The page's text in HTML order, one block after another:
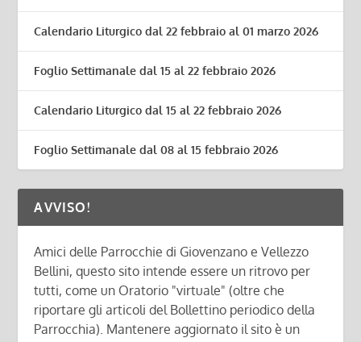
Calendario Liturgico dal 22 febbraio al 01 marzo 2026
Foglio Settimanale dal 15 al 22 febbraio 2026
Calendario Liturgico dal 15 al 22 febbraio 2026
Foglio Settimanale dal 08 al 15 febbraio 2026
AVVISO!
Amici delle Parrocchie di Giovenzano e Vellezzo
Bellini, questo sito intende essere un ritrovo per
tutti, come un Oratorio "virtuale" (oltre che
riportare gli articoli del Bollettino periodico della
Parrocchia). Mantenere aggiornato il sito è un